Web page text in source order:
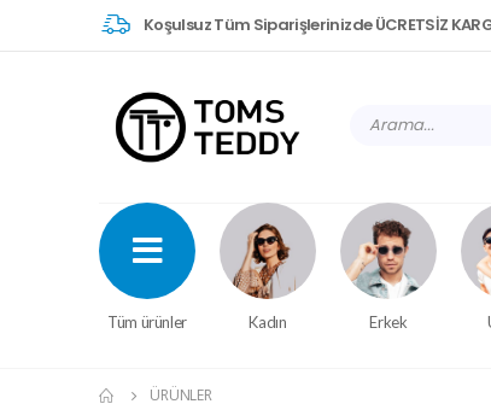
Koşulsuz Tüm Siparişlerinizde ÜCRETSİZ
Tüm ürünler Kadın Erkek
ÜRÜNLER